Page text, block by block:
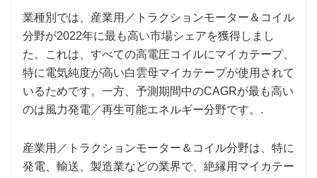
業種別では、産業用／トラクションモーター＆コイル
分野が2022年に最も高い市場シェアを獲得しまし
た。これは、すべての高電圧コイルにマイカテープ、
特に電気純度が高い白雲母マイカテープが使用されて
いるためです。一方、予測期間中のCAGRが最も高い
のは風力発電／再生可能エネルギー分野です。.
産業用／トラクションモーター＆コイル分野は、特に
発電、輸送、製造業などの業界で、絶縁用マイカテー